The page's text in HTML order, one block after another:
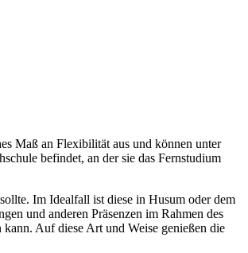
Maß an Flexibilität aus und können unter
befindet, an der sie das Fernstudium
Im Idealfall ist diese in Husum oder dem
und anderen Präsenzen im Rahmen des
Auf diese Art und Weise genießen die